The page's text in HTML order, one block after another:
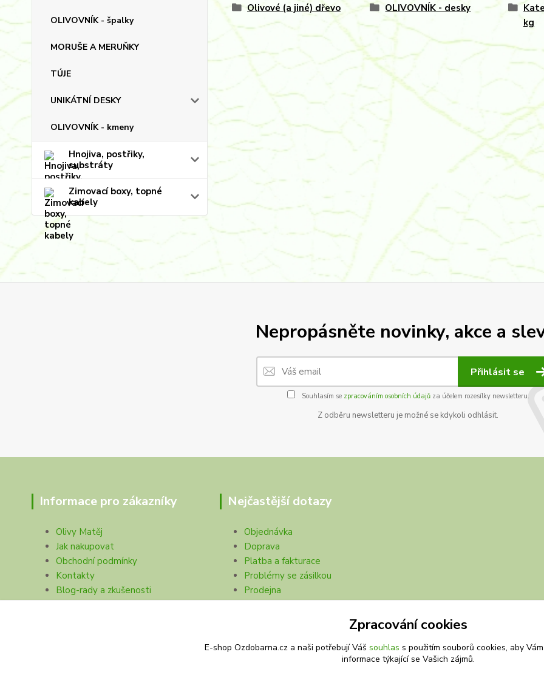
OLIVOVNÍK - špalky
MORUŠE A MERUŇKY
TÚJE
UNIKÁTNÍ DESKY
OLIVOVNÍK - kmeny
Hnojiva, postřiky,
substráty
Zimovací boxy, topné
kabely
Olivové (a jiné) dřevo OLIVOVNÍK - desky
kg
Nepropásněte novinky, akce a
Přihlásit se
Souhlasím se zpracováním osobních údajůza účelem rozesílky newsletteru.
Z odběru newsletteru je možné se kdykoli odhlásit.
Informace pro zákazníky
Olivy Matěj
Jak nakupovat
Obchodní podmínky
Kontakty
Blog-rady a zkušenosti
Nejčastější dotazy
Objednávka
Doprava
Platba a fakturace
Problémy se zásilkou
Prodejna
Zpracování cookies
E-shop Ozdobarna.cz a naši potřebují Váš souhlas s použitím souborů cookies, aby
informace týkající se Vašich zájmů.